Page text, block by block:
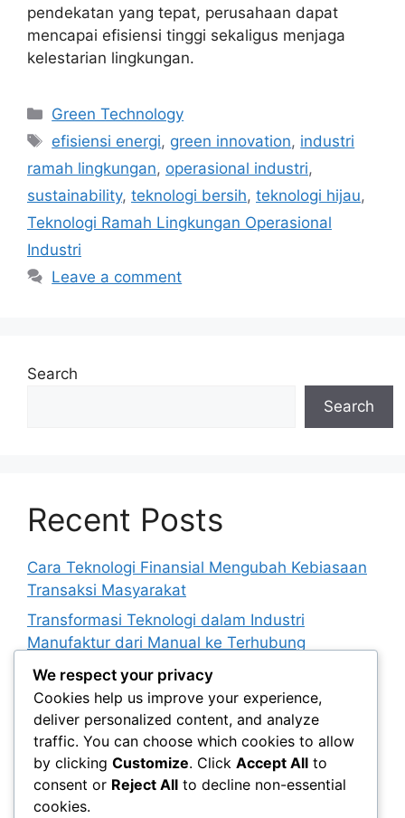
pendekatan yang tepat, perusahaan dapat
mencapai efisiensi tinggi sekaligus menjaga
kelestarian lingkungan.
Categories
Green Technology
Tags
efisiensi energi, green innovation, industri
ramah lingkungan, operasional industri,
sustainability, teknologi bersih, teknologi hijau,
Teknologi Ramah Lingkungan Operasional
Industri
Leave a comment
Search
Search
Recent Posts
Cara Teknologi Finansial Mengubah Kebiasaan
Transaksi Masyarakat
Transformasi Teknologi dalam Industri
Manufaktur dari Manual ke Terhubung
Mengenal Digital Twin sebagai Representasi
Virtual Objek Fisik
Pentingnya Interoperabilitas dalam Membangun
Layanan Digital Terpadu
Cara Otomatisasi Digital Meningkatkan Efisiensi
Proses Administrasi
We respect your privacy
Cookies help us improve your experience,
deliver personalized content, and analyze
traffic. You can choose which cookies to allow
by clicking Customize. Click Accept All to
consent or Reject All to decline non-essential
cookies.